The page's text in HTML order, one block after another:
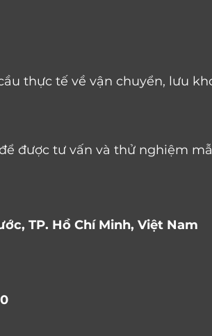
thực tế về vận chuyển, lưu
được tư vấn và thử nghiệm
TP. Hồ Chí Minh, Việt Nam